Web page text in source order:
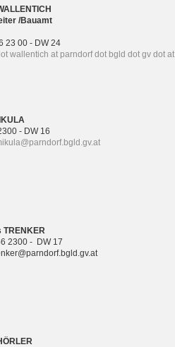
/Bauamt
23 00 - DW 24
wallentich at parndorf dot bgld dot gv dot at
- DW 16
TRENKER
2300 - DW 17